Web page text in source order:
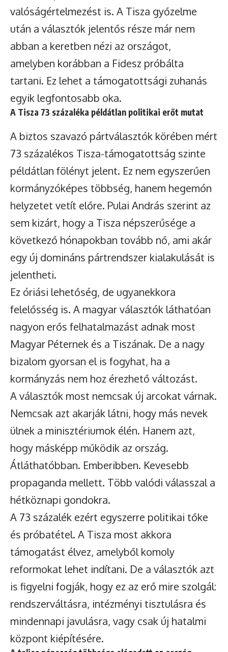
valóságértelmezést is. A Tisza győzelme
után a választók jelentős része már nem
abban a keretben nézi az országot,
amelyben korábban a Fidesz próbálta
tartani. Ez lehet a támogatottsági zuhanás
egyik legfontosabb oka.
A Tisza 73 százaléka példátlan politikai erőt mutat
A biztos szavazó pártválasztók körében mért
73 százalékos Tisza-támogatottság szinte
példátlan fölényt jelent. Ez nem egyszerűen
kormányzóképes többség, hanem hegemón
helyzetet vetít előre. Pulai András szerint az
sem kizárt, hogy a Tisza népszerűsége a
következő hónapokban tovább nő, ami akár
egy új domináns pártrendszer kialakulását is
jelentheti.
Ez óriási lehetőség, de ugyanekkora
felelősség is. A magyar választók láthatóan
nagyon erős felhatalmazást adnak most
Magyar Péternek és a Tiszának. De a nagy
bizalom gyorsan el is fogyhat, ha a
kormányzás nem hoz érezhető változást.
A választók most nemcsak új arcokat várnak.
Nemcsak azt akarják látni, hogy más nevek
ülnek a minisztériumok élén. Hanem azt,
hogy másképp működik az ország.
Átláthatóbban. Emberibben. Kevesebb
propaganda mellett. Több valódi válasszal a
hétköznapi gondokra.
A 73 százalék ezért egyszerre politikai tőke
és próbatétel. A Tisza most akkora
támogatást élvez, amelyből komoly
reformokat lehet indítani. De a választók azt
is figyelni fogják, hogy ez az erő mire szolgál:
rendszerváltásra, intézményi tisztulásra és
mindennapi javulásra, vagy csak új hatalmi
központ kiépítésére.